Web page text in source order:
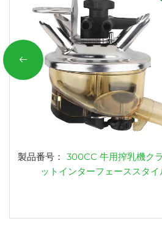
製品番号： 300CC 牛用搾乳機ク
ットインターフェーススタ